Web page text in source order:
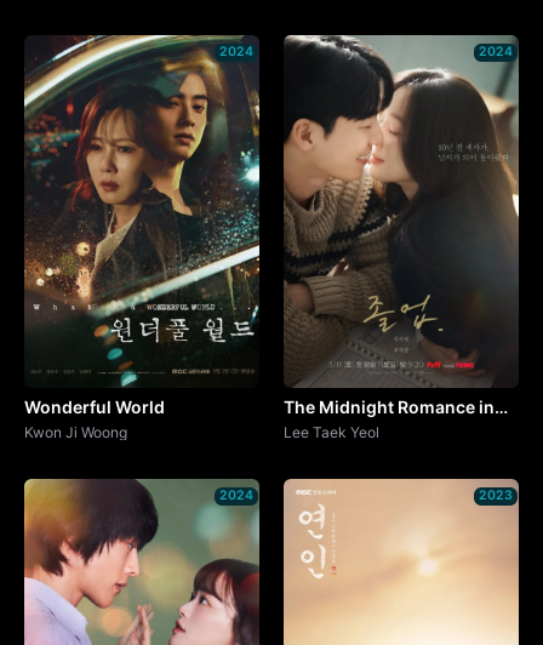
2024
Wonderful World
Kwon Ji Woong
2024
The Midnight Romance in
Hagwon
Lee Taek Yeol
2024 2023